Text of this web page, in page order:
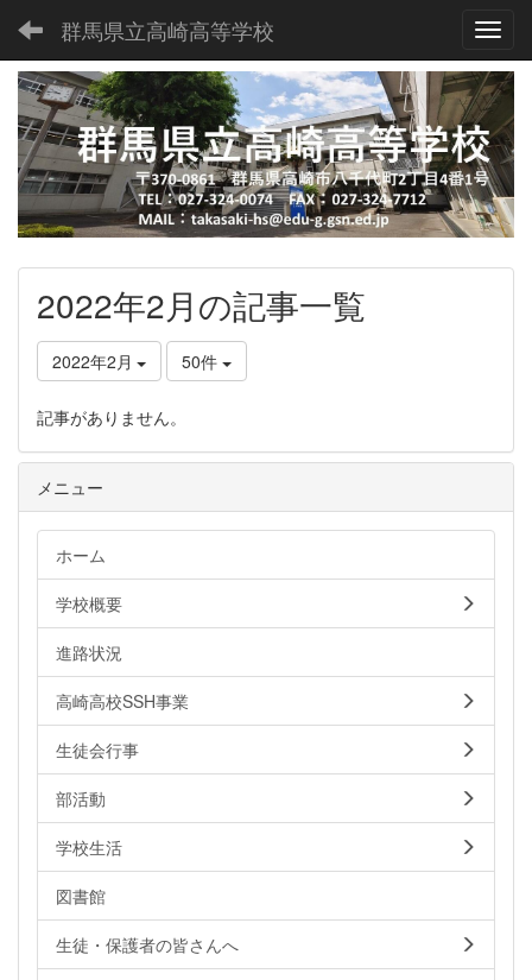
群馬県立高崎高等学校
2022年2月の記事一覧
2022年2月 50件
記事がありません。
メニュー
ホーム
学校概要
進路状況
高崎高校SSH事業
生徒会行事
部活動
学校生活
図書館
生徒・保護者の皆さんへ